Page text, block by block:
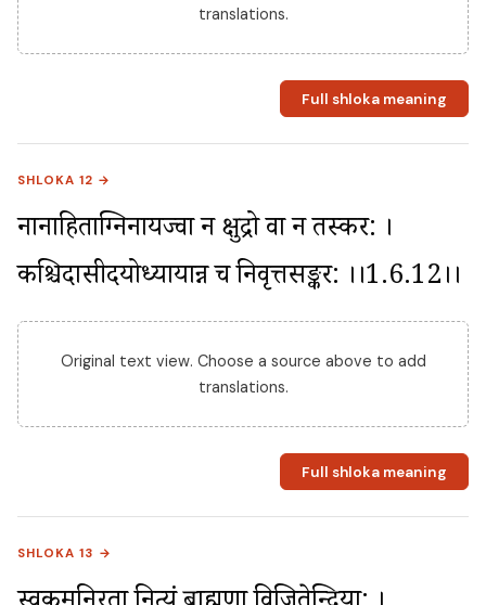
translations.
Full shloka meaning
SHLOKA 12 →
नानाहिताग्निर्नायज्वा न क्षुद्रो वा न तस्कर: ।
कश्चिदासीदयोध्यायान्न च निर्वृत्तसङ्कर: ।।1.6.12।।
Original text view. Choose a source above to add
translations.
Full shloka meaning
SHLOKA 13 →